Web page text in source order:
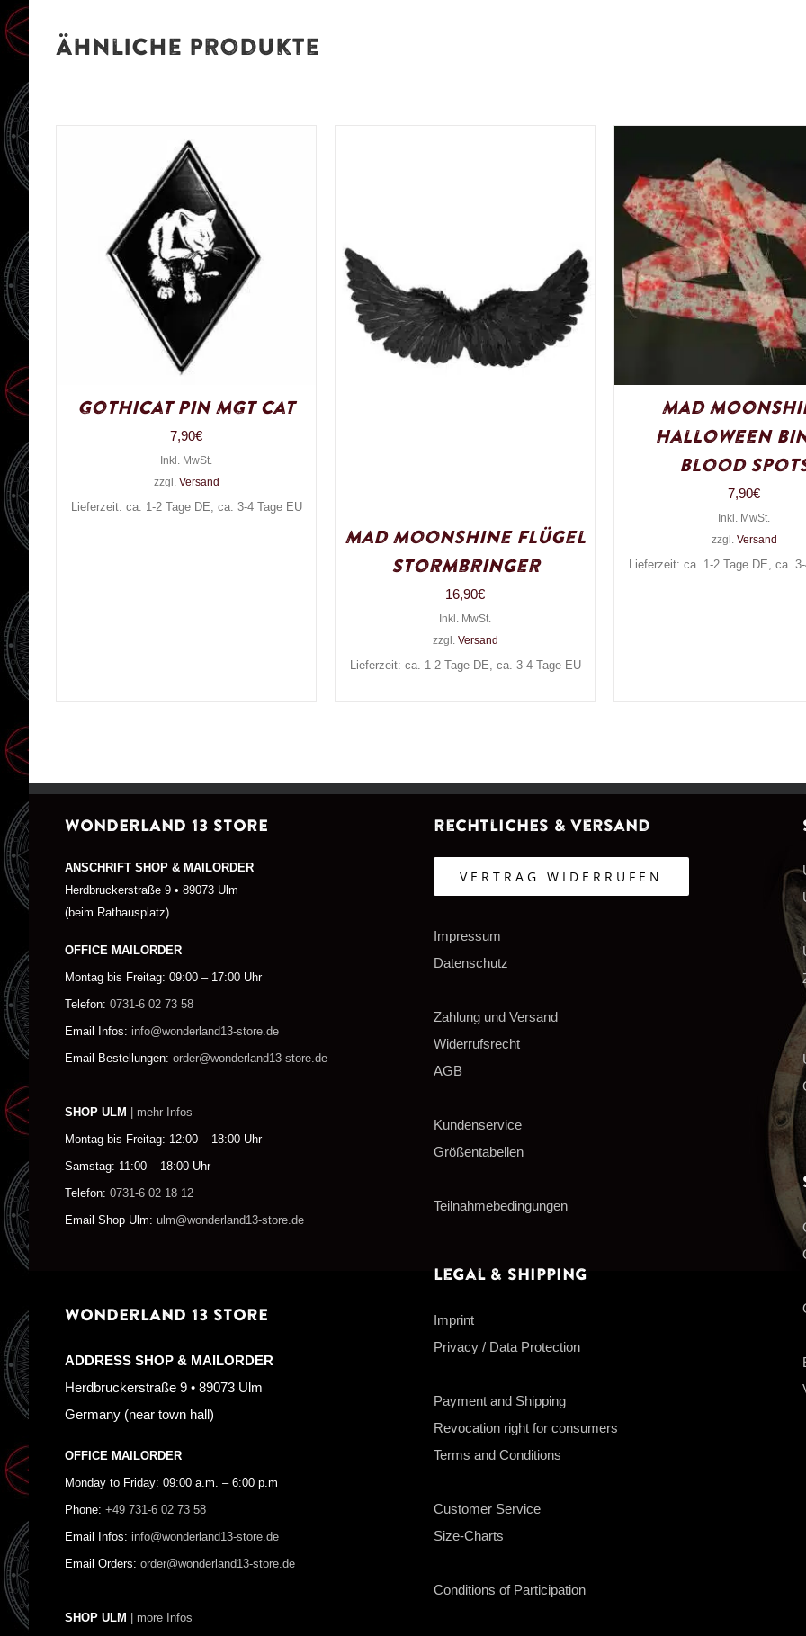
Ähnliche Produkte
Gothicat Pin MGT Cat
7,90€
Inkl. MwSt.
zzgl. Versand
Lieferzeit: ca. 1-2 Tage DE, ca. 3-4 Tage EU
Mad Moonshine Flügel
Stormbringer
16,90€
Inkl. MwSt.
zzgl. Versand
Lieferzeit: ca. 1-2 Tage DE, ca. 3-4 Tage EU
Mad
Halloween
Blood
7,90€
Inkl. MwSt.
zzgl. Versand
Lieferzeit: ca. 1-2 Tage DE, ca.
WONDERLAND 13 STORE
ANSCHRIFT SHOP & MAILORDER
Herdbruckerstraße 9 • 89073 Ulm
(beim Rathausplatz)
OFFICE MAILORDER
Montag bis Freitag: 09:00 – 17:00 Uhr
Telefon: 0731-6 02 73 58
Email Infos: info@wonderland13-store.de
Email Bestellungen: order@wonderland13-store.de
SHOP ULM | mehr Infos
Montag bis Freitag: 12:00 – 18:00 Uhr
Samstag: 11:00 – 18:00 Uhr
Telefon: 0731-6 02 18 12
Email Shop Ulm: ulm@wonderland13-store.de
WONDERLAND 13 STORE
ADDRESS SHOP & MAILORDER
Herdbruckerstraße 9 • 89073 Ulm
Germany (near town hall)
OFFICE MAILORDER
Monday to Friday: 09:00 a.m. – 6:00 p.m
Phone: +49 731-6 02 73 58
Email Infos: info@wonderland13-store.de
Email Orders: order@wonderland13-store.de
SHOP ULM | more Infos
Rechtliches & Versand
VERTRAG WIDERRUFEN
Impressum
Datenschutz
Zahlung und Versand
Widerrufsrecht
AGB
Kundenservice
Größentabellen
Teilnahmebedingungen
Legal & Shipping
Imprint
Privacy / Data Protection
Payment and Shipping
Revocation right for consumers
Terms and Conditions
Customer Service
Size-Charts
Conditions of Participation